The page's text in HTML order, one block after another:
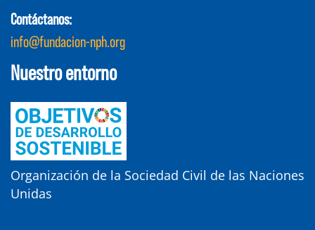
Contáctanos:
info@fundacion-nph.org
Nuestro entorno
Organización de la Sociedad Civil de las Naciones
Unidas